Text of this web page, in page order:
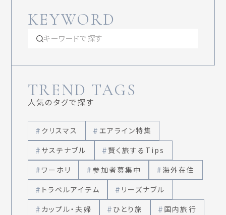
KEYWORD
TREND TAGS
人気のタグで探す
クリスマス
エアライン特集
サステナブル
賢く旅するTips
ワーホリ
参加者募集中
海外在住
トラベルアイテム
リーズナブル
カップル・夫婦
ひとり旅
国内旅行